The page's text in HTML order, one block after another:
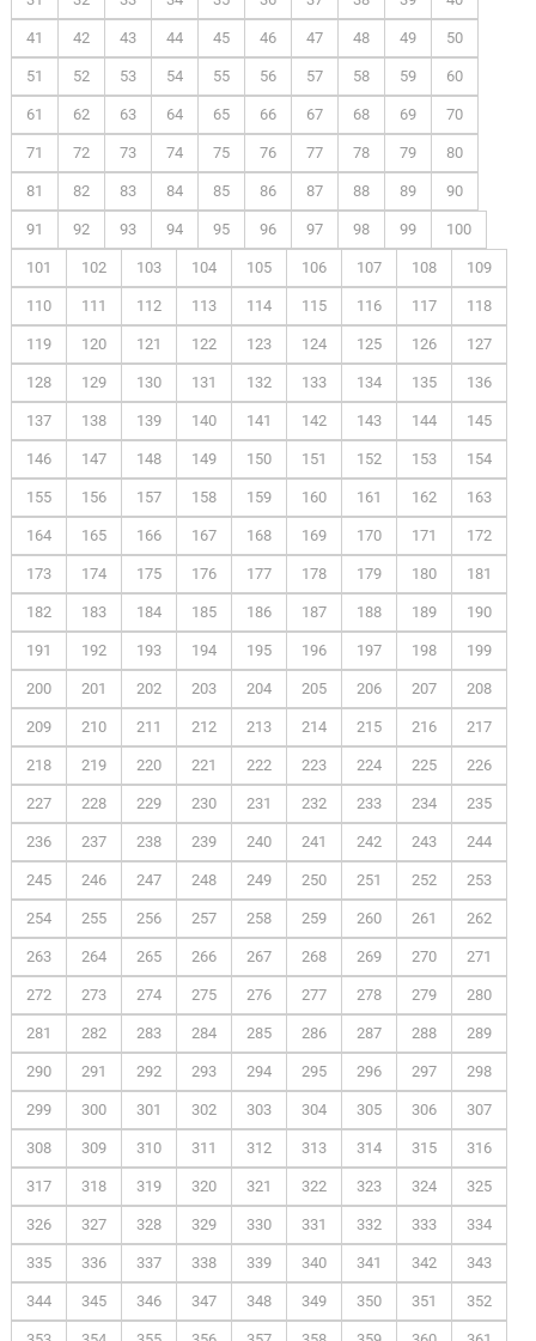
41 42 43 44 45 46 47 48 49 50
51 52 53 54 55 56 57 58 59 60
61 62 63 64 65 66 67 68 69 70
71 72 73 74 75 76 77 78 79 80
81 82 83 84 85 86 87 88 89 90
91 92 93 94 95 96 97 98 99 100
101 102 103 104 105 106 107 108 109
110 111 112 113 114 115 116 117 118
119 120 121 122 123 124 125 126 127
128 129 130 131 132 133 134 135 136
137 138 139 140 141 142 143 144 145
146 147 148 149 150 151 152 153 154
155 156 157 158 159 160 161 162 163
164 165 166 167 168 169 170 171 172
173 174 175 176 177 178 179 180 181
182 183 184 185 186 187 188 189 190
191 192 193 194 195 196 197 198 199
200 201 202 203 204 205 206 207 208
209 210 211 212 213 214 215 216 217
218 219 220 221 222 223 224 225 226
227 228 229 230 231 232 233 234 235
236 237 238 239 240 241 242 243 244
245 246 247 248 249 250 251 252 253
254 255 256 257 258 259 260 261 262
263 264 265 266 267 268 269 270 271
272 273 274 275 276 277 278 279 280
281 282 283 284 285 286 287 288 289
290 291 292 293 294 295 296 297 298
299 300 301 302 303 304 305 306 307
308 309 310 311 312 313 314 315 316
317 318 319 320 321 322 323 324 325
326 327 328 329 330 331 332 333 334
335 336 337 338 339 340 341 342 343
344 345 346 347 348 349 350 351 352